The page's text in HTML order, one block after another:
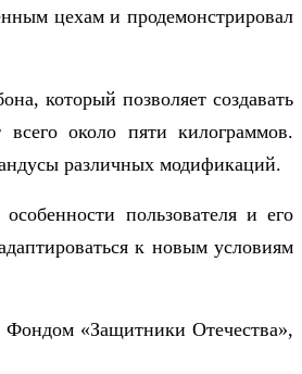
цехам и продемонстрировал
который позволяет создавать
около пяти килограммов.
различных модификаций.
пользователя и его
к новым условиям
«Защитники Отечества»,